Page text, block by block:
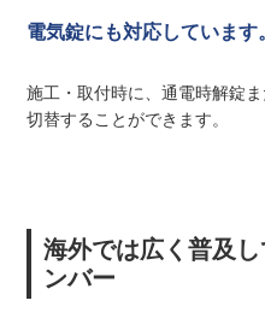
電気錠にも対応しています
施工・取付時に、通電時解錠
切替することができます。
海外では広く普及
ンバー